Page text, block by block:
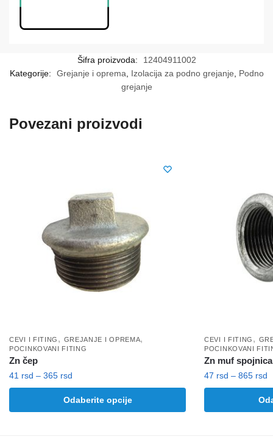
Šifra proizvoda:
12404911002
Kategorije:
Grejanje i oprema Izolacija za podno grejanje
Podno
grejanje
Povezani proizvodi
CEVI I FITING , GREJANJE I OPREMA,
POCINKOVANI FITING
Zn čep
41 rsd – 365 rsd
cena:
od
41 rsd
Odaberite opcije
proizvod
CEVI I FITING ,
POCINKOVANI
Zn muf spojnica
47 rsd – 865 rsd
proizvod